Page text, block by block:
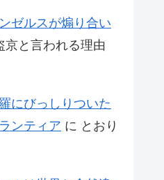
ゼルスが煽り合い
京と言われる理由
にびっしりついた
ンティア に とおり